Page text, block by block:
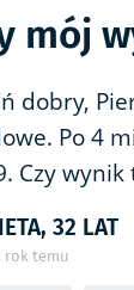
mój
dobry,
Po 4
Czy
32 LAT
rok temu